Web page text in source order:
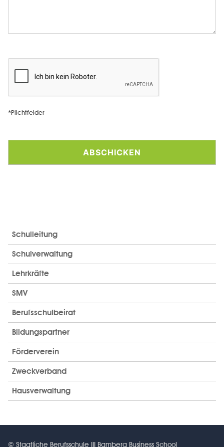
*Plichtfelder
Schulleitung
Schulverwaltung
Lehrkräfte
SMV
Berufsschulbeirat
Bildungspartner
Förderverein
Zweckverband
Hausverwaltung
© Staatliche Berufsschule III Bamberg Business School